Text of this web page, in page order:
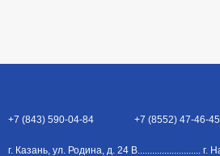
+7 (843) 590-04-84 +7 (8552) 47-46-45
г. Казань, ул. Родина, д. 24 В.......................... г. Наб. Челны,